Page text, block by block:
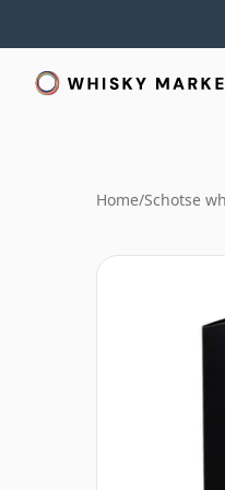
Home/Schotse